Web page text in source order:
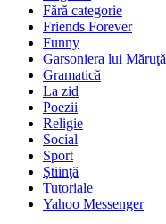
Fără categorie
Friends Forever
Funny
Garsoniera lui Măruţă
Gramatică
La zid
Poezii
Religie
Social
Sport
Ştiinţă
Tutoriale
Yahoo Messenger